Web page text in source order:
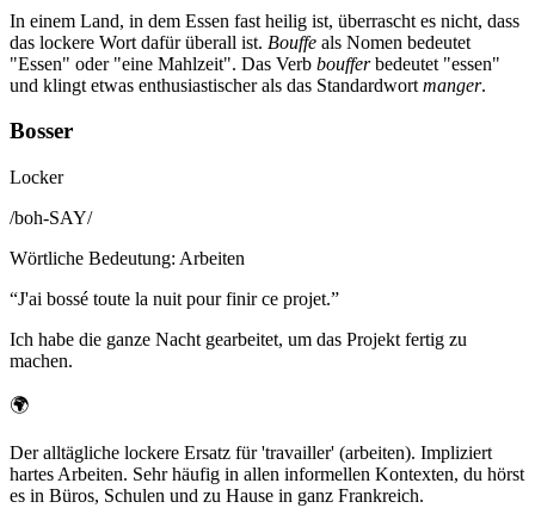
In einem Land, in dem Essen fast heilig ist, überrascht es nicht, dass
das lockere Wort dafür überall ist. Bouffe als Nomen bedeutet
"Essen" oder "eine Mahlzeit". Das Verb boufferbedeutet "essen"
und klingt etwas enthusiastischer als das Standardwort manger.
Bosser
Locker
/boh-SAY/
Wörtliche Bedeutung: Arbeiten
“J'ai bossé toute la nuit pour finir ce projet.”
Ich habe die ganze Nacht gearbeitet, um das Projekt fertig zu
machen.
🌍
Der alltägliche lockere Ersatz für 'travailler' (arbeiten). Impliziert
hartes Arbeiten. Sehr häufig in allen informellen Kontexten, du hörst
es in Büros, Schulen und zu Hause in ganz Frankreich.